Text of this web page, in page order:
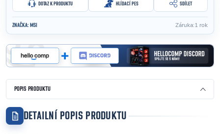
DOTAZ K PRODUKTU HLÍDACÍ PES SDÍLET
ZNAČKA: MSI Záruka:1 rok
POPIS PRODUKTU
DETAILNÍ POPIS PRODUKTU